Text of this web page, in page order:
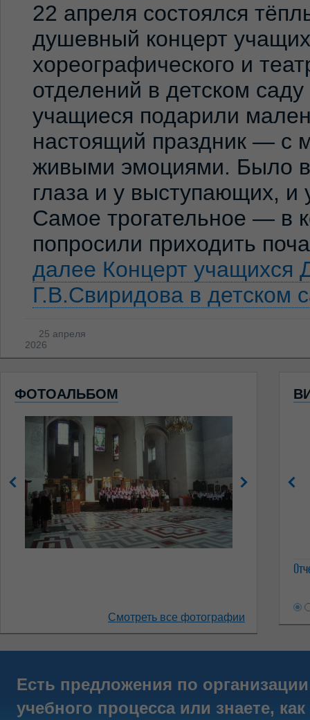
22 апреля состоялся
душевный концерт
хореографического и
отделений в детском
учащиеся подарили
настоящий праздник — с
живыми эмоциями. Было
глаза и у выступающих,
Самое трогательное — в
попросили приходить
далее Концерт
Г.В.Свиридова в детском
25 апреля
2026
ФОТОАЛЬБОМ
Смотреть все фотографии
Есть предложения по организации
учебного процесса или знаете, как